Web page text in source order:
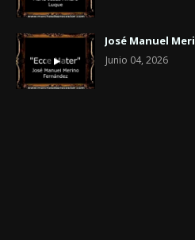
José Manuel
Junio 04, 2026